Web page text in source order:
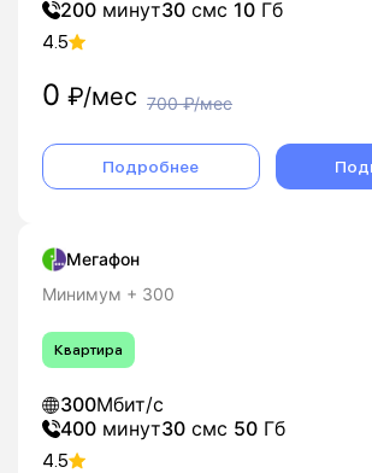
200 минут30 смс 10 Гб
4.5
0 ₽/мес 700₽/мес
Подробнее
Мегафон
Минимум + 300
Квартира
300Мбит/с
400 минут30 смс 50 Гб
4.5